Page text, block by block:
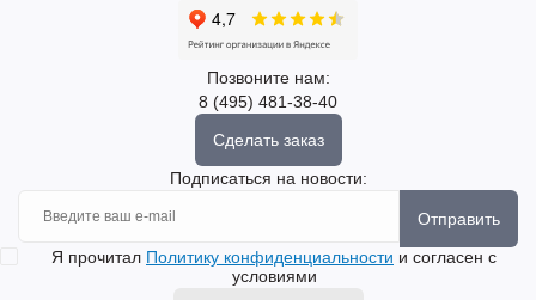
Позвоните нам:
8 (495) 481-38-40
Сделать заказ
Подписаться на новости:
Отправить
Я прочитал Политику конфиденциальности и согласен с
условиями